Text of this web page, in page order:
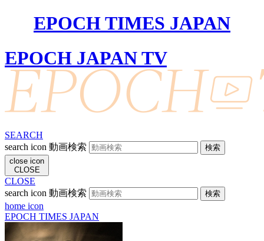
EPOCH TIMES JAPAN
EPOCH JAPAN TV
SEARCH
search icon 動画検索
close icon
CLOSE
CLOSE
search icon 動画検索
home icon
EPOCH TIMES JAPAN